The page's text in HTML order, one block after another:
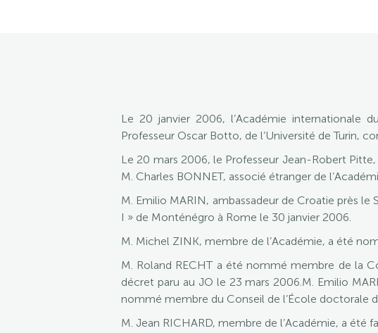
Le 20 janvier 2006, l’Académie internationale
Professeur Oscar Botto, de l’Université de Turin,
Le 20 mars 2006, le Professeur Jean-Robert
M. Charles BONNET, associé étranger de
M. Emilio MARIN, ambassadeur de Croatie près le
I » de Monténégro à Rome le 30 janvier 2006.
M. Michel ZINK, membre de l’Académie, a été
M. Roland RECHT a été nommé membre de la
décret paru au JO le 23 mars 2006.M. Emilio
nommé membre du Conseil de l’École doctorale
M. Jean RICHARD, membre de l’Académie, a été